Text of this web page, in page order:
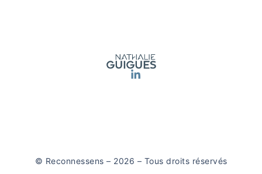
© Reconnessens – 2026 – Tous droits réservés